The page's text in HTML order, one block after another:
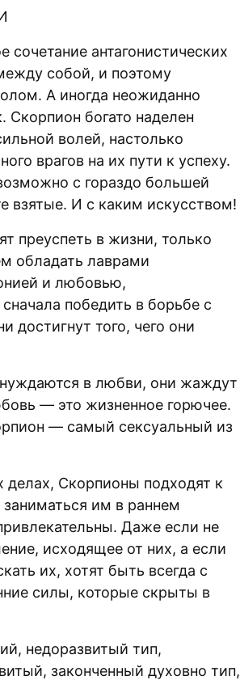
антагонистических
собой, и поэтому
А иногда неожиданно
богато наделен
волей, настолько
врагов на их пути к успеху.
с гораздо большей
взятые. И с каким искусством!
преуспеть в жизни, только
обладать лаврами
и любовью,
победить в борьбе с
достигнут того, чего они
в любви, они жаждут
— это жизненное горючее.
— самый сексуальный из
делах, Скорпионы подходят к
им в раннем
Даже если не
исходящее от них, а если
их, хотят быть всегда с
силы, которые скрыты в
недоразвитый тип,
законченный духовно тип,